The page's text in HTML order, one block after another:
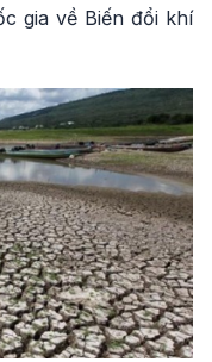
gia về Biến đổi khí